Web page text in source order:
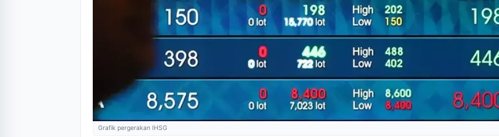
Grafik pergerakan IHSG